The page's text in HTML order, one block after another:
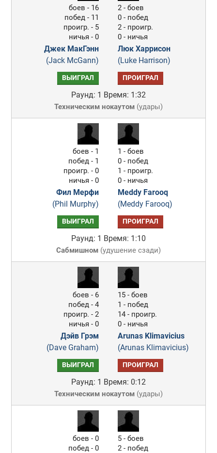
боев - 16
побед - 11
проигр. - 5
ничья - 0
Джек МакГэнн
(Jack McGann)
2 - боев
0 - побед
2 - проигр.
0 - ничья
Люк Харрисон
(Luke Harrison)
ВЫИГРАЛ ПРОИГРАЛ
Раунд: 1 Время: 1:32
Техническим нокаутом(удары)
боев - 1
побед - 1
проигр. - 0
ничья - 0
Фил Мерфи
(Phil Murphy)
1 - боев
0 - побед
1 - проигр.
0 - ничья
Meddy Farooq
(Meddy Farooq)
ВЫИГРАЛ ПРОИГРАЛ
Раунд: 1 Время: 1:10
Сабмишном(удушение сзади)
боев - 6
побед - 4
проигр. - 2
ничья - 0
Дэйв Грэм
(Dave Graham)
15 - боев
1 - побед
14 - проигр.
0 - ничья
Arunas Klimavicius
(Arunas Klimavicius)
ВЫИГРАЛ ПРОИГРАЛ
Раунд: 1 Время: 0:12
Техническим нокаутом(удары)
боев - 0
побед - 0
5 - боев
2 - побед